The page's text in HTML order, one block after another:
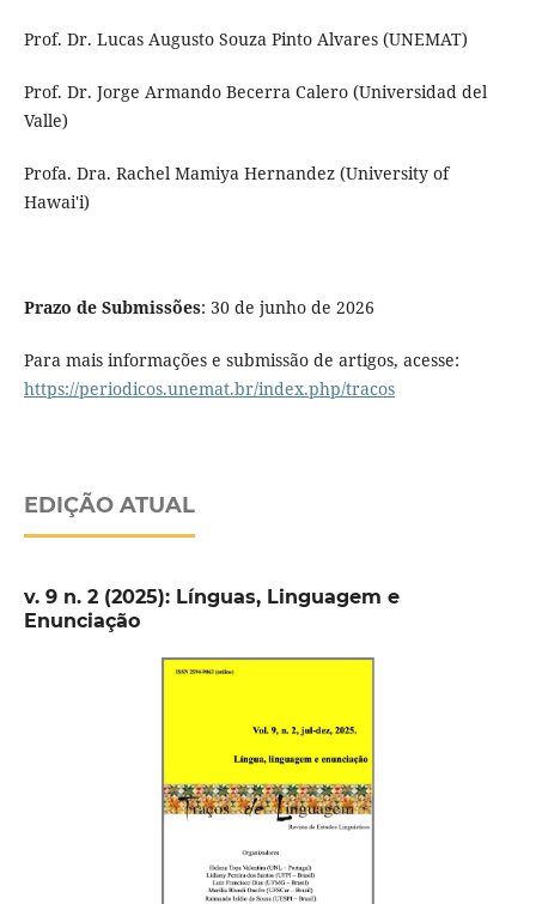
Prof. Dr. Lucas Augusto Souza Pinto Alvares (UNEMAT)
Prof. Dr. Jorge Armando Becerra Calero (Universidad del
Valle)
Profa. Dra. Rachel Mamiya Hernandez (University of
Hawai'i)
Prazo de Submissões: 30 de junho de 2026
Para mais informações e submissão de artigos, acesse:
https://periodicos.unemat.br/index.php/tracos
EDIÇÃO ATUAL
v. 9 n. 2 (2025): Línguas, Linguagem e
Enunciação